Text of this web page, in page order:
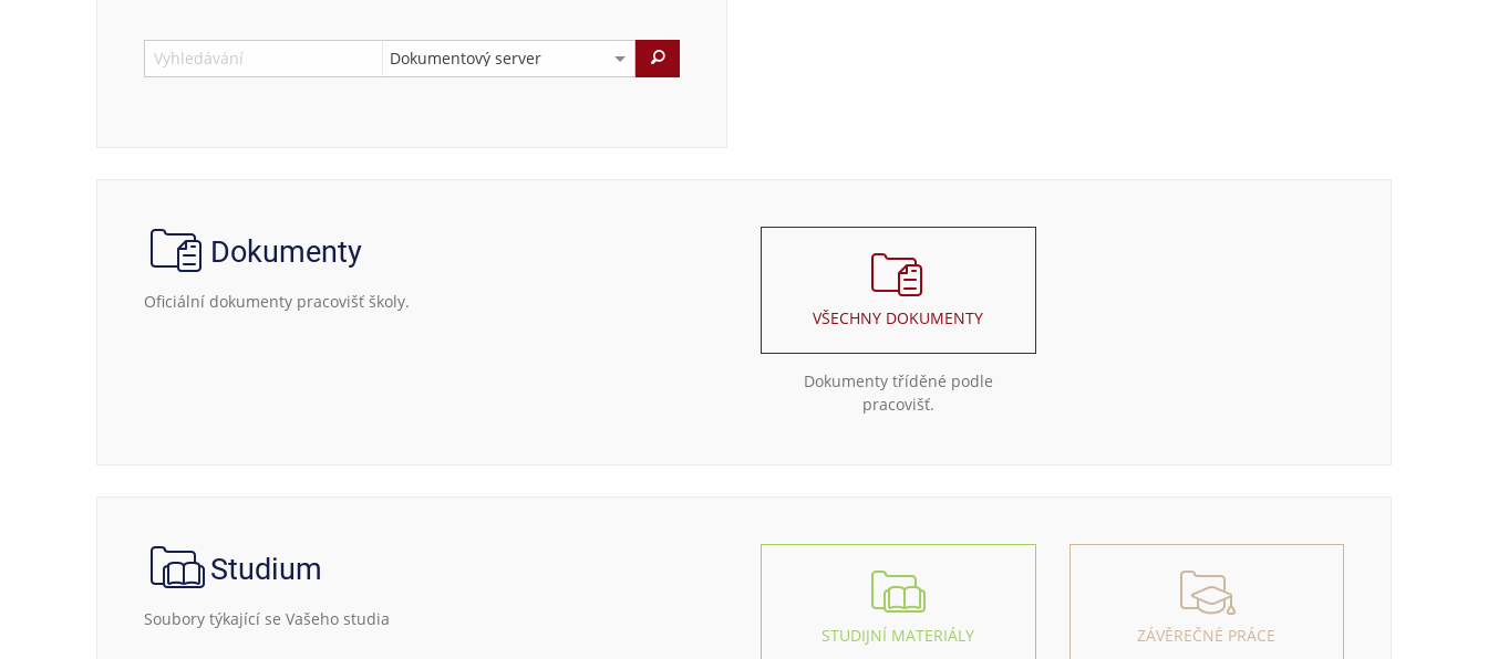
Dokumenty
Oficiální dokumenty pracovišť školy.
VŠECHNY DOKUMENTY
Dokumenty tříděné podle
pracovišť.
Studium
Soubory týkající se Vašeho studia
STUDIJNÍ MATERIÁLY ZÁVĚREČNÉ PRÁCE